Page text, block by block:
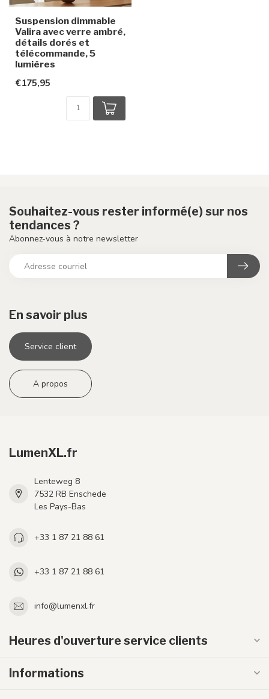
Suspension dimmable
Valira avec verre ambré,
détails dorés et
télécommande, 5
lumières
€175,95
En savoir plus
Service client
A propos
Souhaitez-vous rester informé(e) sur nos
tendances ?
Abonnez-vous à notre newsletter
LumenXL.fr
Lenteweg 8
7532 RB Enschede
Les Pays-Bas
+33 1 87 21 88 61
+33 1 87 21 88 61
info@lumenxl.fr
Heures d'ouverture service clients
Informations